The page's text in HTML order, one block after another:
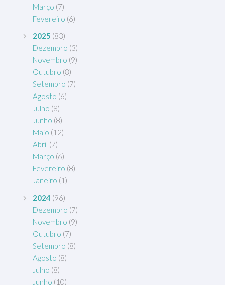
Março (7)
Fevereiro (6)
2025 (83)
Dezembro (3)
Novembro (9)
Outubro (8)
Setembro (7)
Agosto (6)
Julho (8)
Junho (8)
Maio (12)
Abril (7)
Março (6)
Fevereiro (8)
Janeiro (1)
2024 (96)
Dezembro (7)
Novembro (9)
Outubro (7)
Setembro (8)
Agosto (8)
Julho (8)
Junho (10)